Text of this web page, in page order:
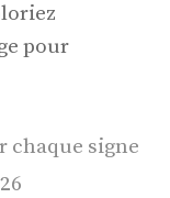
pour
chaque signe